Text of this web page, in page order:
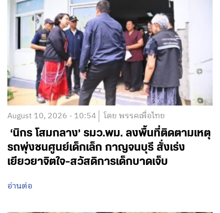
August 10, 2026 - 10:54 โดย พรรคเพื่อไทย
‘นิกร โสมกลาง’ รมว.พม. ลงพื้นที่ติดตามเหตุ
รถพุ่งชนศูนย์เด็กเล็ก กาญจนบุรี สั่งเร่ง
เยียวยาจิตใจ-สวัสดิการเด็กบาดเจ็บ
อ่านต่อ